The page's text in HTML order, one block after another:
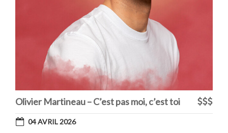
Olivier Martineau – C’est pas moi, c’est toi
04 AVRIL 2026